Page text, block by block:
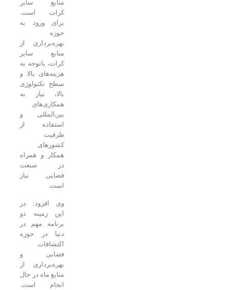
منابع سایر
کرات است.
برای ورود به
بهره‌برداری از
منابع سایر
کرات، باتوجه به
هزینه‌های بالا و
سطح تکنولوژی
بالا، نیاز به
همکاری‌های
بین‌المللی و
استفاده از
کشورهای
همکار و همراه
در صنعت
فضایی نیاز
وی افزود: در
این زمینه دو
برنامه مهم در
دنیا در حوزه
اکتشافات
فضایی و
بهره‌برداری از
منابع ماه در حال
انجام است.